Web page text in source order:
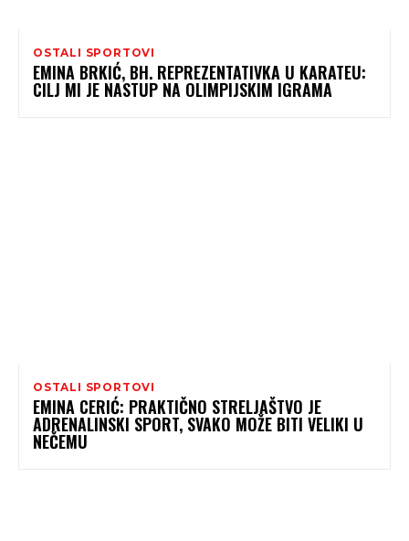
OSTALI SPORTOVI
EMINA BRKIĆ, BH. REPREZENTATIVKA U KARATEU:
CILJ MI JE NASTUP NA OLIMPIJSKIM IGRAMA
OSTALI SPORTOVI
EMINA CERIĆ: PRAKTIČNO STRELJAŠTVO JE
ADRENALINSKI SPORT, SVAKO MOŽE BITI VELIKI U
NEČEMU